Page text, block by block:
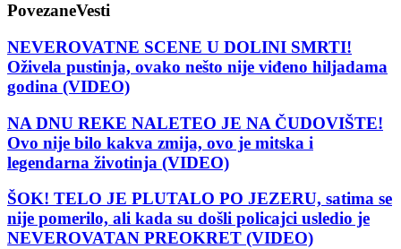
PovezaneVesti
NEVEROVATNE SCENE U DOLINI SMRTI!
Oživela pustinja, ovako nešto nije viđeno hiljadama
godina (VIDEO)
NA DNU REKE NALETEO JE NA ČUDOVIŠTE!
Ovo nije bilo kakva zmija, ovo je mitska i
legendarna životinja (VIDEO)
ŠOK! TELO JE PLUTALO PO JEZERU, satima se
nije pomerilo, ali kada su došli policajci usledio je
NEVEROVATAN PREOKRET (VIDEO)